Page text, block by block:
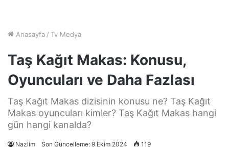
Anasayfa / Tv Medya
Taş Kağıt Makas: Konusu,
Oyuncuları ve Daha Fazlası
Taş Kağıt Makas dizisinin konusu ne? Taş Kağıt
Makas oyuncuları kimler? Taş Kağıt Makas hangi
gün hangi kanalda?
Nazlim Son Güncelleme: 9 Ekim 2024 119